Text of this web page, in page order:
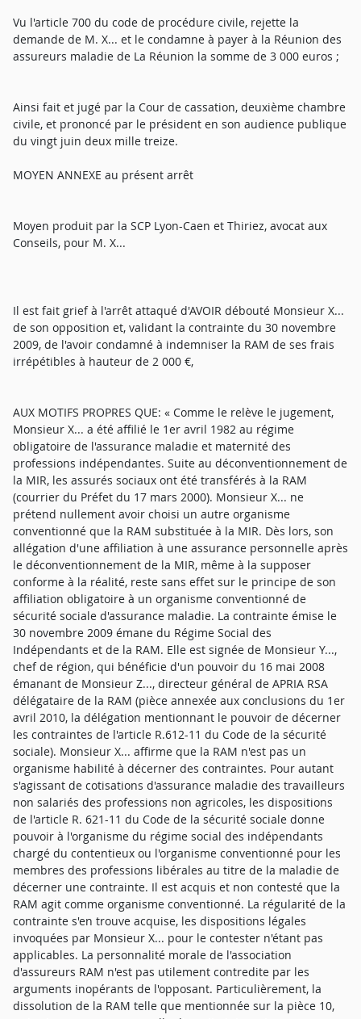
Vu l'article 700 du code de procédure civile, rejette la
demande de M. X... et le condamne à payer à la Réunion des
assureurs maladie de La Réunion la somme de 3 000 euros ;
Ainsi fait et jugé par la Cour de cassation, deuxième chambre
civile, et prononcé par le président en son audience publique
du vingt juin deux mille treize.
MOYEN ANNEXE au présent arrêt
Moyen produit par la SCP Lyon-Caen et Thiriez, avocat aux
Conseils, pour M. X...
Il est fait grief à l'arrêt attaqué d'AVOIR débouté Monsieur X...
de son opposition et, validant la contrainte du 30 novembre
2009, de l'avoir condamné à indemniser la RAM de ses frais
irrépétibles à hauteur de 2 000 €,
AUX MOTIFS PROPRES QUE: « Comme le relève le jugement,
Monsieur X... a été affilié le 1er avril 1982 au régime
obligatoire de l'assurance maladie et maternité des
professions indépendantes. Suite au déconventionnement de
la MIR, les assurés sociaux ont été transférés à la RAM
(courrier du Préfet du 17 mars 2000). Monsieur X... ne
prétend nullement avoir choisi un autre organisme
conventionné que la RAM substituée à la MIR. Dès lors, son
allégation d'une affiliation à une assurance personnelle après
le déconventionnement de la MIR, même à la supposer
conforme à la réalité, reste sans effet sur le principe de son
affiliation obligatoire à un organisme conventionné de
sécurité sociale d'assurance maladie. La contrainte émise le
30 novembre 2009 émane du Régime Social des
Indépendants et de la RAM. Elle est signée de Monsieur Y...,
chef de région, qui bénéficie d'un pouvoir du 16 mai 2008
émanant de Monsieur Z..., directeur général de APRIA RSA
délégataire de la RAM (pièce annexée aux conclusions du 1er
avril 2010, la délégation mentionnant le pouvoir de décerner
les contraintes de l'article R.612-11 du Code de la sécurité
sociale). Monsieur X... affirme que la RAM n'est pas un
organisme habilité à décerner des contraintes. Pour autant
s'agissant de cotisations d'assurance maladie des travailleurs
non salariés des professions non agricoles, les dispositions
de l'article R. 621-11 du Code de la sécurité sociale donne
pouvoir à l'organisme du régime social des indépendants
chargé du contentieux ou l'organisme conventionné pour les
membres des professions libérales au titre de la maladie de
décerner une contrainte. Il est acquis et non contesté que la
RAM agit comme organisme conventionné. La régularité de la
contrainte s'en trouve acquise, les dispositions légales
invoquées par Monsieur X... pour le contester n'étant pas
applicables. La personnalité morale de l'association
d'assureurs RAM n'est pas utilement contredite par les
arguments inopérants de l'opposant. Particulièrement, la
dissolution de la RAM telle que mentionnée sur la pièce 10,